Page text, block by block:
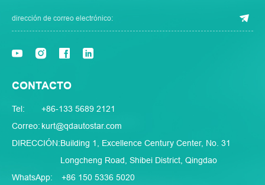
CONTACTO
Tel:
+86-133 5689 2121
Correo: kurt@qdautostar.com
DIRECCIÓN:Building 1, Excellence Century Center, No. 31
Longcheng Road, Shibei District, Qingdao
WhatsApp:
+86 150 5336 5020